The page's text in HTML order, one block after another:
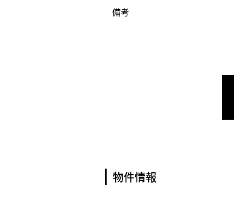
備考
物件情報